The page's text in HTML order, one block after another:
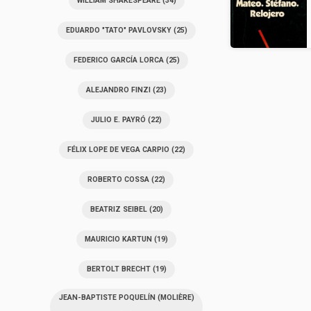
EDUARDO "TATO" PAVLOVSKY(25)
FEDERICO GARCÍA LORCA(25)
ALEJANDRO FINZI (23)
JULIO E. PAYRÓ (22)
FÉLIX LOPE DE VEGA CARPIO (22)
ROBERTO COSSA (22)
BEATRIZ SEIBEL(20)
MAURICIO KARTUN (19)
BERTOLT BRECHT(19)
JEAN-BAPTISTE POQUELÍN (MOLIÈRE)